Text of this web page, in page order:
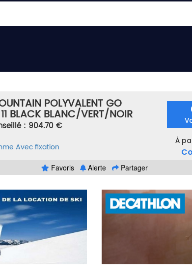
POLYVALENT GO
BLACK BLANC/VERT/NOIR
: 904.70 €
Avec fixation
À
Favoris
Alerte Partager